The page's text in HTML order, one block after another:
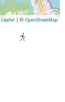
Leaflet | © OpenStreetMap